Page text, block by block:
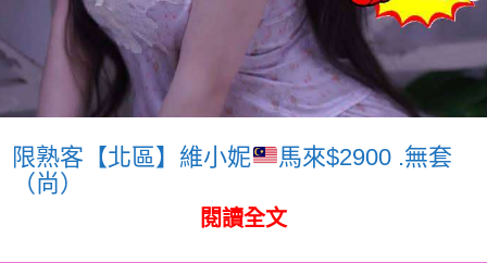
限熟客【北區】維小妮
馬來$2900 .無套
（尚）
閱讀全文